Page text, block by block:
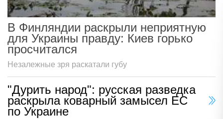
В Финляндии раскрыли неприятную
для Украины правду: Киев горько
просчитался
Незалежные зря раскатали губу
"Дурить народ": русская разведка
раскрыла коварный замысел ЕС
по Украине